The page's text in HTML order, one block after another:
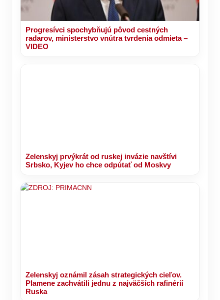
Progresívci spochybňujú pôvod cestných
radarov, ministerstvo vnútra tvrdenia odmieta –
VIDEO
Zelenskyj prvýkrát od ruskej invázie navštívi
Srbsko, Kyjev ho chce odpútať od Moskvy
Zelenskyj oznámil zásah strategických cieľov.
Plamene zachvátili jednu z najväčších rafinérií
Ruska